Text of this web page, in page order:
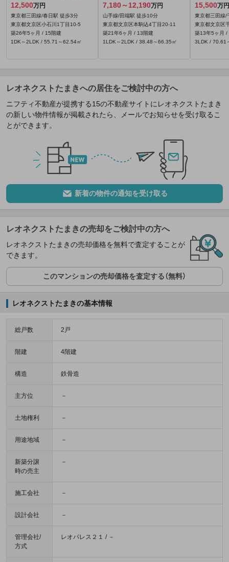
12,500万円
東京都三田線/春日駅 徒歩3分
東京都文京区小石川1丁目10-5
築26年5ヶ月 / 15階建
1DK～2LDK / 55.71～62.54㎡
7,180～12,190万円
山手線/田端駅 徒歩10分
東京都文京区本駒込4丁目20-11
築21年6ヶ月 / 13階建
1LDK～2LDK / 38.48～66.35㎡
15,500万円
東京都三田線/
東京都文京区
築13年5ヶ月 /
3LDK / 70.61
レオネクストたまきへの居住をご検討中の方へ
ニフティ不動産が提携する15の不動産サイトにレオネクストたまき
の新しい物件情報が掲載されたら、メールでお知らせを受け取るこ
とができます。
新着の物件の通知を受け取る
レオネクストたまきの売却をご検討中の方へ
レオネクストたまきの売却価格を無料で査定することが
できます。
このマンションの売却価格を査定する（無料）
レオネクストたまきの基本情報
総戸数 2戸
階建 4階建
構造 鉄骨造
主方位 －
土地権利 －
用途地域 －
新築分譲
時の売主
－
施工会社 －
設計会社 －
管理会社/
方式
レオパレス２１ / －